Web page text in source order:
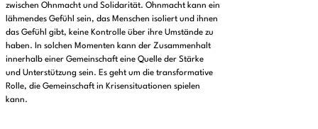
zwischen Ohnmacht und Solidarität. Ohnmacht kann ein
lähmendes Gefühl sein, das Menschen isoliert und ihnen
das Gefühl gibt, keine Kontrolle über ihre Umstände zu
haben. In solchen Momenten kann der Zusammenhalt
innerhalb einer Gemeinschaft eine Quelle der Stärke
und Unterstützung sein. Es geht um die transformative
Rolle, die Gemeinschaft in Krisensituationen spielen
kann.